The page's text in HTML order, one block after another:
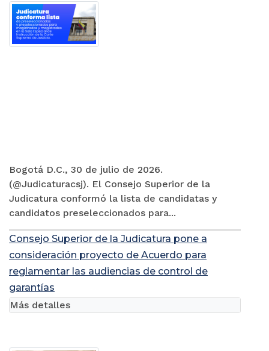
Bogotá D.C., 30 de julio de 2026.
(@Judicaturacsj). El Consejo Superior de la
Judicatura conformó la lista de candidatas y
candidatos preseleccionados para...
Consejo Superior de la Judicatura pone a
consideración proyecto de Acuerdo para
reglamentar las audiencias de control de
garantías
Más detalles